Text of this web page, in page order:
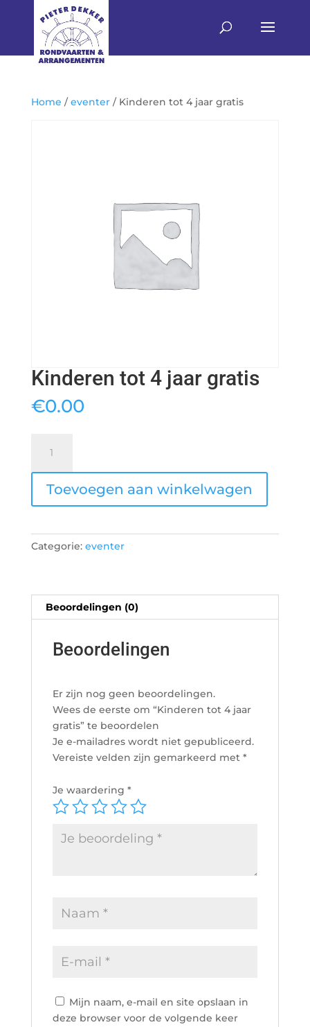
Home /eventer/ Kinderen tot 4 jaar gratis
Kinderen tot 4 jaar gratis
€0.00
4
jaar
gratis
Toevoegen aan winkelwagen
Categorie: eventer
Beoordelingen (0)
Beoordelingen
Er zijn nog geen beoordelingen.
Wees de eerste om “Kinderen tot 4 jaar
gratis” te beoordelen
Je e-mailadres wordt niet gepubliceerd.
Vereiste velden zijn gemarkeerd met *
Je waardering *
Mijn naam, e-mail en site opslaan in
deze browser voor de volgende keer